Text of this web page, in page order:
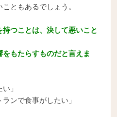
ともあるでしょう。
つことは、決して悪いこと
もたらすものだと言えま
」
ンで食事がしたい」